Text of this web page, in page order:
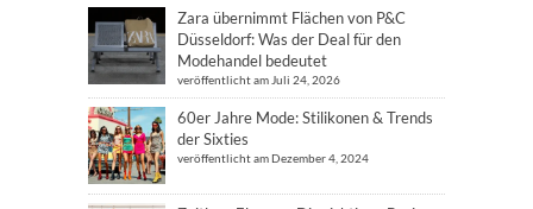
Zara übernimmt Flächen von P&C
Düsseldorf: Was der Deal für den
Modehandel bedeutet
veröffentlicht am Juli 24, 2026
60er Jahre Mode: Stilikonen & Trends
der Sixties
veröffentlicht am Dezember 4, 2024